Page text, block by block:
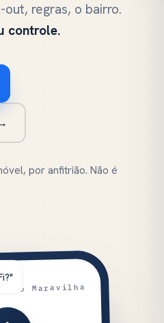
regras, o bairro.
controle.
por anfitrião. Não é
Maravilha